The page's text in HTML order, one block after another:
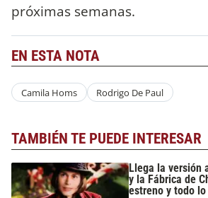
próximas semanas.
EN ESTA NOTA
Camila Homs Rodrigo De Paul
TAMBIÉN TE PUEDE INTERESAR
Llega la versión
y la Fábrica de
estreno y todo